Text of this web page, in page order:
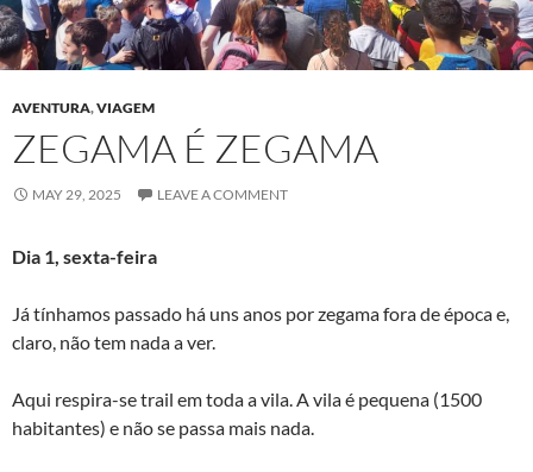
AVENTURA,VIAGEM
ZEGAMA É ZEGAMA
MAY 29, 2025 LEAVE A COMMENT
Dia 1, sexta-feira
Já tínhamos passado há uns anos por zegama fora de época e,
claro, não tem nada a ver.
Aqui respira-se trail em toda a vila. A vila é pequena (1500
habitantes) e não se passa mais nada.